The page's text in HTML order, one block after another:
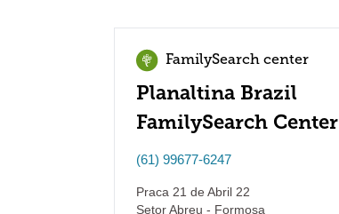
FamilySearch center
Planaltina Brazil
FamilySearch Center
(61) 99677-6247
Praca 21 de Abril 22
Setor Abreu - Formosa